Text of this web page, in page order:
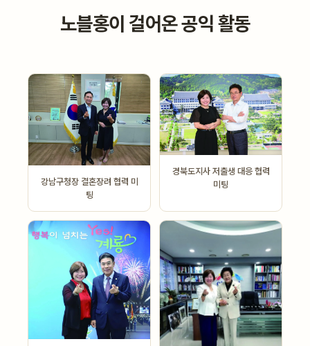
노블홍이 걸어온 공익 활동
강남구청장 결혼장려 협력 미
팅
경북도지사 저출생 대응 협력
미팅